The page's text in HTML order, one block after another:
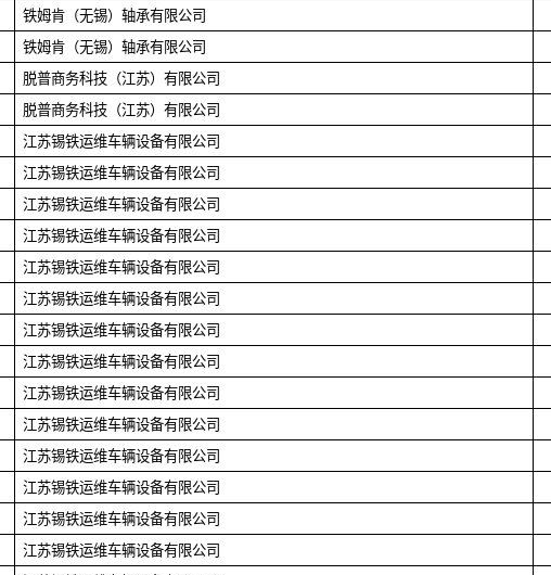
铁姆肯（无锡）轴承有限公司
铁姆肯（无锡）轴承有限公司
脱普商务科技（江苏）有限公司
脱普商务科技（江苏）有限公司
江苏锡铁运维车辆设备有限公司
江苏锡铁运维车辆设备有限公司
江苏锡铁运维车辆设备有限公司
江苏锡铁运维车辆设备有限公司
江苏锡铁运维车辆设备有限公司
江苏锡铁运维车辆设备有限公司
江苏锡铁运维车辆设备有限公司
江苏锡铁运维车辆设备有限公司
江苏锡铁运维车辆设备有限公司
江苏锡铁运维车辆设备有限公司
江苏锡铁运维车辆设备有限公司
江苏锡铁运维车辆设备有限公司
江苏锡铁运维车辆设备有限公司
江苏锡铁运维车辆设备有限公司